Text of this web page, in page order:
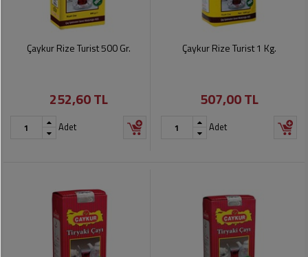
Çaykur Rize Turist 500 Gr.
252,60 TL
Adet
Çaykur Rize Turist 1 Kg.
507,00 TL
Adet